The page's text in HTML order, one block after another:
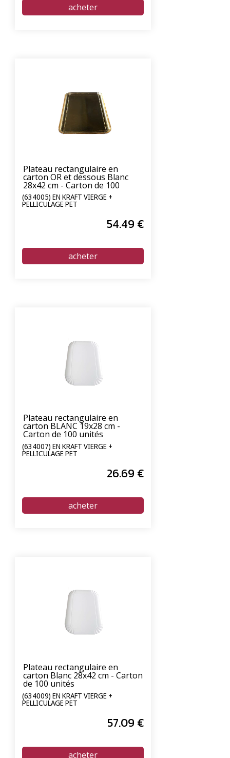
Plateau rectangulaire en
carton OR et dessous Blanc
28x42 cm - Carton de 100
unités
(634005) EN KRAFT VIERGE +
PELLICULAGE PET
54.49 €
Plateau rectangulaire en
carton BLANC 19x28 cm -
Carton de 100 unités
(634007) EN KRAFT VIERGE +
PELLICULAGE PET
26.69 €
Plateau rectangulaire en
carton Blanc 28x42 cm - Carton
de 100 unités
(634009) EN KRAFT VIERGE +
PELLICULAGE PET
57.09 €